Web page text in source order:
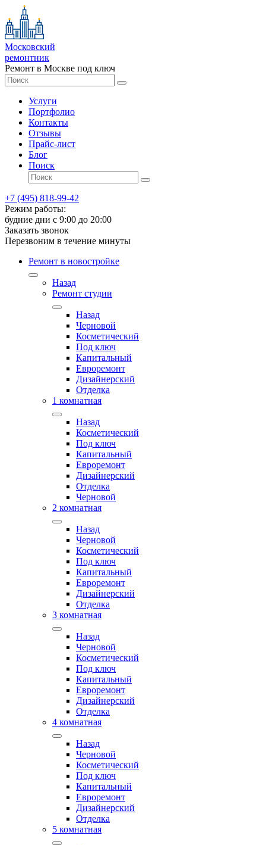
Московский
ремонтник
Ремонт в Москве под ключ
Услуги
Портфолио
Контакты
Отзывы
Прайс-лист
Блог
Поиск
+7 (495) 818-99-42
Режим работы:
будние дни с 9:00 до 20:00
Заказать звонок
Перезвоним в течение минуты
Ремонт в новостройке
Назад
Ремонт студии
Назад
Черновой
Косметический
Под ключ
Капитальный
Евроремонт
Дизайнерский
Отделка
1 комнатная
Назад
Косметический
Под ключ
Капитальный
Евроремонт
Дизайнерский
Отделка
Черновой
2 комнатная
Назад
Черновой
Косметический
Под ключ
Капитальный
Евроремонт
Дизайнерский
Отделка
3 комнатная
Назад
Черновой
Косметический
Под ключ
Капитальный
Евроремонт
Дизайнерский
Отделка
4 комнатная
Назад
Черновой
Косметический
Под ключ
Капитальный
Евроремонт
Дизайнерский
Отделка
5 комнатная